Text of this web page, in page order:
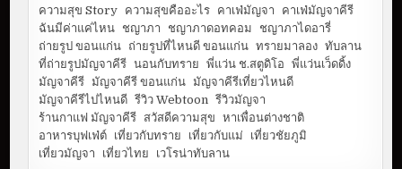
ความสุข Story ความสุขคืออะไร คาเฟ่มัญจา
คาเฟ่มัญจาคีรี
ฉันมีค่าแค่ไหน ชญาภา ชญาภาดอทคอม
ชญาภาไดอารี่
ถ่ายรูป ขอนแก่น ถ่ายรูปที่ไหนดี ขอนแก่น ทรายมาลอง ทับลาน
ที่ถ่ายรูปมัญจาคีรี นอนกับทราย พี่แว่น ช.สตูดิโอ
พี่แว่นเว็ดดิ้ง
มัญจาคีรี มัญจาคีรี ขอนแก่น มัญจาคีรีเที่ยวไหนดี
มัญจาคีรีไปไหนดี รีวิว Webtoon
รีวิวมัญจา
ร้านกาแฟ มัญจาคีรี สวัสดีความสุข
หาเพื่อนต่างชาติ
อาหารบุฟเฟ่ต์ เที่ยวกับทราย เที่ยวกับแม่
เที่ยวชัยภูมิ
เที่ยวมัญจา
เที่ยวไทย เวโรน่าทับลาน